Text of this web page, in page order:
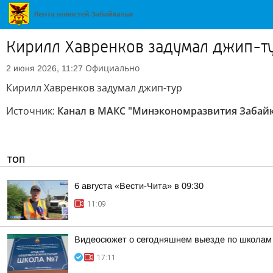
Кирилл Хавренков задумал джип-
2 июня 2026, 11:27 Официально
Кирилл Хавренков задумал джип-тур
Источник: Канал в МАКС "Минэкономразвития
ТОП
6 августа «Вести-Чита» в 09:30
11:09
Видеосюжет о сегодняшнем выезде по школам
17:11